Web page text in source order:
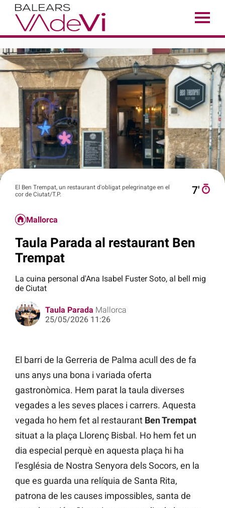
El Ben Trempat, un restaurant d'obligat pelegrinatge en el
cor de Ciutat/T.P.
7′
Mallorca
Taula Parada al restaurant Ben
Trempat
La cuina personal d'Ana Isabel Fuster Soto, al bell mig
de Ciutat
Taula Parada Mallorca
25/05/2026 11:26
El barri de la Gerreria de Palma acull des de fa
uns anys una bona i variada oferta
gastronòmica. Hem parat la taula diverses
vegades a les seves places i carrers. Aquesta
vegada ho hem fet al restaurant Ben Trempat
situat a la plaça Llorenç Bisbal. Ho hem fet un
dia especial perquè en aquesta plaça hi ha
l’església de Nostra Senyora dels Socors, en la
que es guarda una relíquia de Santa Rita,
patrona de les causes impossibles, santa de